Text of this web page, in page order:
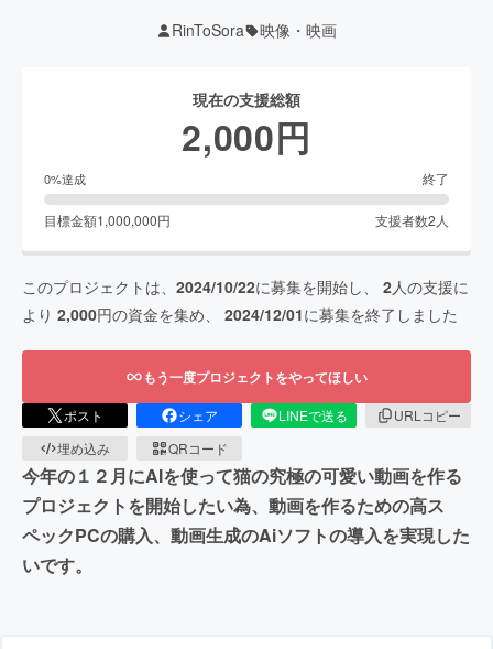
RinToSora 映像・映画
現在の支援総額
2,000円
0%達成 終了
目標金額1,000,000円 支援者数2 人
このプロジェクトは、 2024/10/22に募集を開始し、 2人の支援に
より 2,000円の資金を集め、 2024/12/01に募集を終了しました
もう一度プロジェクトをやってほしい
ポスト シェア LINEで送る
URLコピー
埋め込み
QRコード
今年の１２月にAIを使って猫の究極の可愛い動画を作る
プロジェクトを開始したい為、動画を作るための高ス
ペックPCの購入、動画生成のAiソフトの導入を実現した
いです。